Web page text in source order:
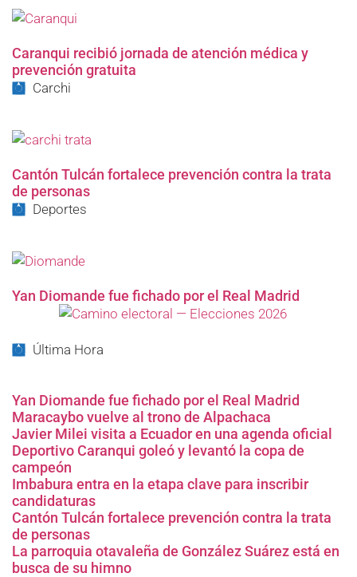
Caranqui recibió jornada de atención médica y
prevención gratuita
Carchi
Cantón Tulcán fortalece prevención contra la trata
de personas
Deportes
Yan Diomande fue fichado por el Real Madrid
Última Hora
Yan Diomande fue fichado por el Real Madrid
Maracaybo vuelve al trono de Alpachaca
Javier Milei visita a Ecuador en una agenda oficial
Deportivo Caranqui goleó y levantó la copa de
campeón
Imbabura entra en la etapa clave para inscribir
candidaturas
Cantón Tulcán fortalece prevención contra la trata
de personas
La parroquia otavaleña de González Suárez está en
busca de su himno